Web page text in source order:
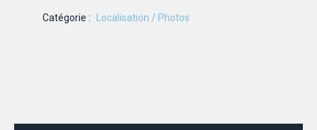
Catégorie : Localisation / Photos